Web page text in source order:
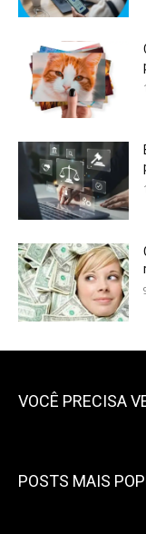
VOCÊ PRECISA
POSTS MAIS